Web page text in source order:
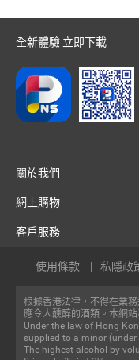
全新體驗 立即下載
關於我們
網上購物
客戶服務
根據香港法律，不得在業
應令人醺醉的酒類。本網
Under the law of Hong
supplied to a minor
The highest alcohol by
使用條款 私隱政